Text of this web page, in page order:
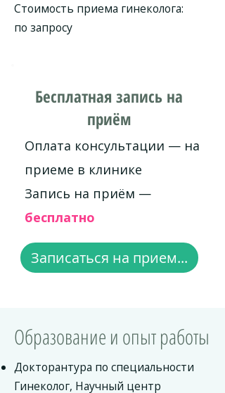
Стоимость приема гинеколога:
по запросу
Бесплатная запись на
приём
Оплата консультации — на
приеме в клинике
Запись на приём —
бесплатно
Записаться на прием...
Образование и опыт работы
Докторантура по специальности
Гинеколог, Научный центр